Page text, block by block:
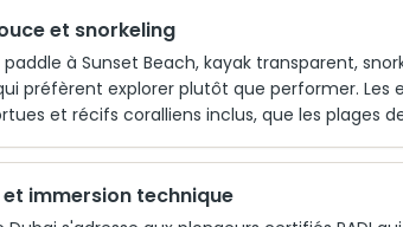
et snorkeling
à Sunset Beach, kayak transparent,
préfèrent explorer plutôt que performer.
et récifs coralliens inclus, que les plages
et immersion technique